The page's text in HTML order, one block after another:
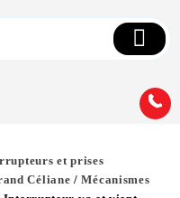
et prises
Céliane /Mécanismes